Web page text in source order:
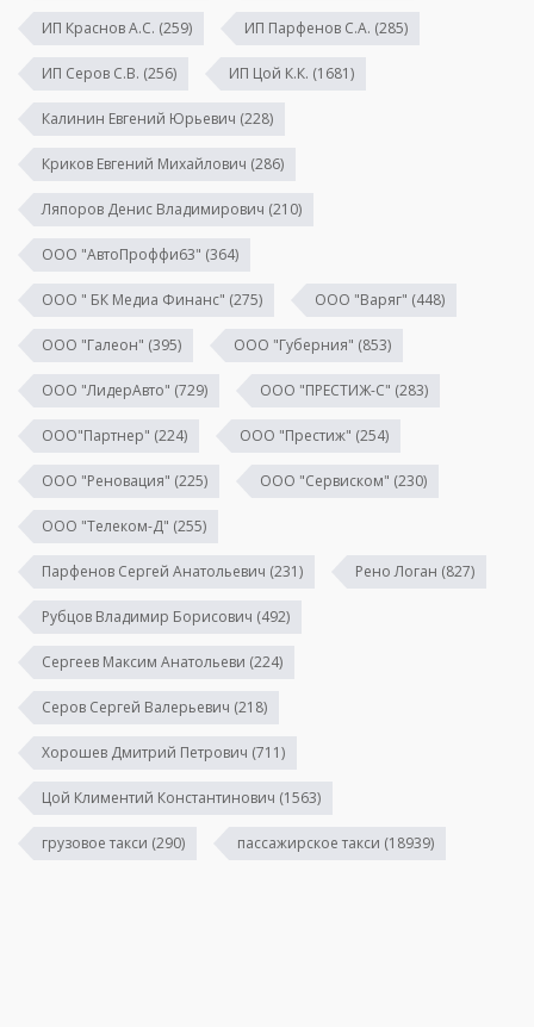
ИП Краснов А.С. (259) ИП Парфенов С.А. (285)
ИП Серов С.В. (256) ИП Цой К.К. (1681)
Калинин Евгений Юрьевич (228)
Криков Евгений Михайлович (286)
Ляпоров Денис Владимирович (210)
ООО "АвтоПроффи63" (364)
ООО " БК Медиа Финанс" (275) ООО "Варяг" (448)
ООО "Галеон" (395) ООО "Губерния" (853)
ООО "ЛидерАвто" (729) ООО "ПРЕСТИЖ-С" (283)
ООО"Партнер" (224) ООО "Престиж" (254)
ООО "Реновация" (225) ООО "Сервиском" (230)
ООО "Телеком-Д" (255)
Парфенов Сергей Анатольевич (231) Рено Логан (827)
Рубцов Владимир Борисович (492)
Сергеев Максим Анатольеви (224)
Серов Сергей Валерьевич (218)
Хорошев Дмитрий Петрович (711)
Цой Климентий Константинович (1563)
грузовое такси (290) пассажирское такси (18939)